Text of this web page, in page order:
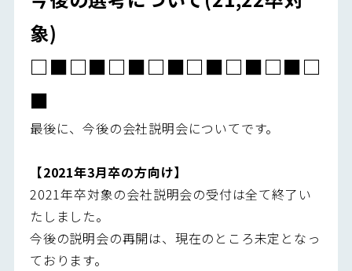
象)
□■□■□■□■□■□■□■□
■
最後に、今後の会社説明会についてです。
【2021年3月卒の方向け】
2021年卒対象の会社説明会の受付は全て終了い
たしました。
今後の説明会の再開は、現在のところ未定となっ
ております。